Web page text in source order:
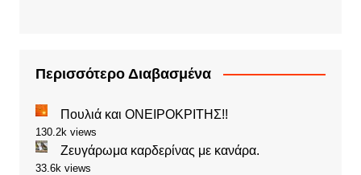
Περισσότερο Διαβασμένα
Πουλιά και ΟΝΕΙΡΟΚΡΙΤΗΣ!!
130.2k views
Ζευγάρωμα καρδερίνας με κανάρα.
33.6k views